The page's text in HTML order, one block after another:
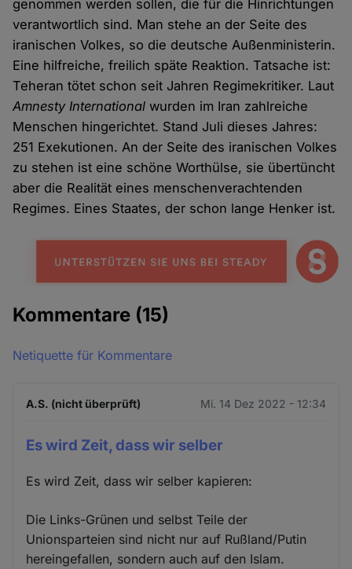
genommen werden sollen, die für die Hinrichtungen
verantwortlich sind. Man stehe an der Seite des
iranischen Volkes, so die deutsche Außenministerin.
Eine hilfreiche, freilich späte Reaktion. Tatsache ist:
Teheran tötet schon seit Jahren Regimekritiker. Laut
Amnesty International wurden im Iran zahlreiche
Menschen hingerichtet. Stand Juli dieses Jahres:
251 Exekutionen. An der Seite des iranischen Volkes
zu stehen ist eine schöne Worthülse, sie übertüncht
aber die Realität eines menschenverachtenden
Regimes. Eines Staates, der schon lange Henker ist.
Kommentare (15)
Netiquette für Kommentare
A.S. (nicht überprüft) Mi. 14 Dez 2022 - 12:34
Es wird Zeit, dass wir selber
Es wird Zeit, dass wir selber kapieren:
Die Links-Grünen und selbst Teile der
Unionsparteien sind nicht nur auf Rußland/Putin
hereingefallen, sondern auch auf den Islam.